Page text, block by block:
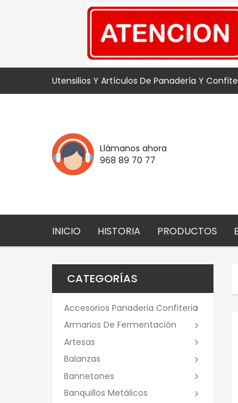
Utensilios Y Artículos De Panadería Y
Llámanos ahora
968 89 70 77
INICIO HISTORIA PRODUCTOS
CATEGORÍAS
Accesorios Panaderia Confiteria
Armarios De Fermentación
Artesas
Balanzas
Bannetones
Banquillos Metálicos